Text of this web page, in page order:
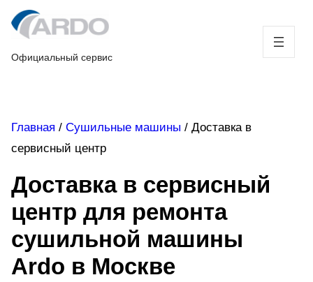
Skip
to
content
Официальный сервис
Главная / Сушильные машины / Доставка в
сервисный центр
Доставка в сервисный
центр для ремонта
сушильной машины
Ardo в Москве